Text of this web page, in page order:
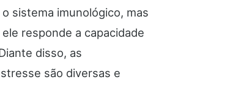
sistema imunológico, mas
responde a capacidade
disso, as
são diversas e